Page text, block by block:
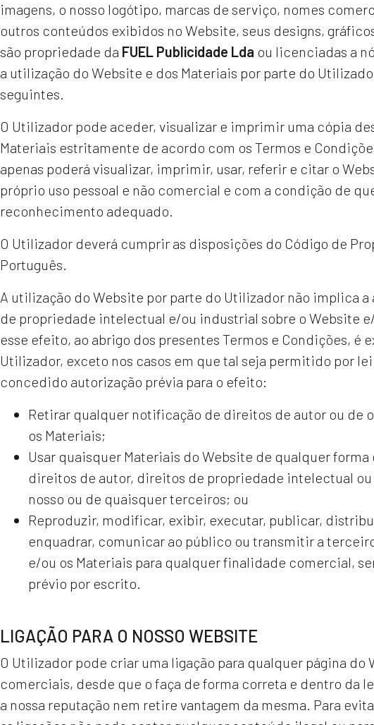
imagens, o nosso logótipo, marcas de serviço, nomes
outros conteúdos exibidos no Website, seus designs,
são propriedade da FUEL Publicidade Lda ou licenciadas a
a utilização do Website e dos Materiais por parte do
seguintes.
O Utilizador pode aceder, visualizar e imprimir uma cópia
Materiais estritamente de acordo com os Termos e
apenas poderá visualizar, imprimir, usar, referir e citar o
próprio uso pessoal e não comercial e com a condição de
reconhecimento adequado.
O Utilizador deverá cumprir as disposições do Código de
Português.
A utilização do Website por parte do Utilizador não implica
de propriedade intelectual e/ou industrial sobre o Website
esse efeito, ao abrigo dos presentes Termos e Condições, é
Utilizador, exceto nos casos em que tal seja permitido por
concedido autorização prévia para o efeito:
Retirar qualquer notificação de direitos de autor ou de
os Materiais;
Usar quaisquer Materiais do Website de qualquer
direitos de autor, direitos de propriedade intelectual
nosso ou de quaisquer terceiros; ou
Reproduzir, modificar, exibir, executar, publicar,
enquadrar, comunicar ao público ou transmitir a
e/ou os Materiais para qualquer finalidade comercial,
prévio por escrito.
LIGAÇÃO PARA O NOSSO WEBSITE
O Utilizador pode criar uma ligação para qualquer página do
comerciais, desde que o faça de forma correta e dentro da
a nossa reputação nem retire vantagem da mesma. Para